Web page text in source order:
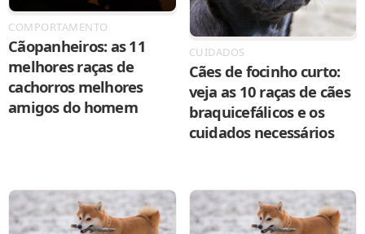
COMPORTAMENTO
Cãopanheiros: as 11
melhores raças de
cachorros melhores
amigos do homem
CUIDADOS
Cães de focinho curto:
veja as 10 raças de cães
braquicefálicos e os
cuidados necessários